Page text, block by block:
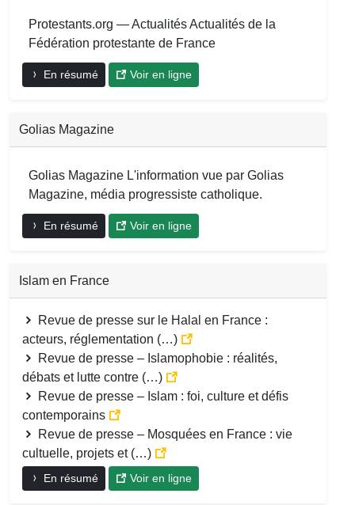
Protestants.org — Actualités Actualités de la
Fédération protestante de France
En résumé Voir en ligne
Golias Magazine
Golias Magazine L'information vue par Golias
Magazine, média progressiste catholique.
En résumé Voir en ligne
Islam en France
Revue de presse sur le Halal en France :
acteurs, réglementation (…)
Revue de presse – Islamophobie : réalités,
débats et lutte contre (…)
Revue de presse – Islam : foi, culture et défis
contemporains
Revue de presse – Mosquées en France : vie
cultuelle, projets et (…)
En résumé Voir en ligne